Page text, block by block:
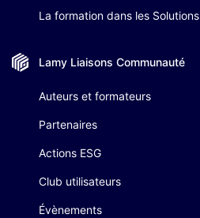
La formation dans les Solutions
Lamy Liaisons Communauté
Auteurs et formateurs
Partenaires
Actions ESG
Club utilisateurs
Évènements